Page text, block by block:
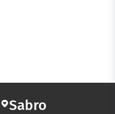
Sabro